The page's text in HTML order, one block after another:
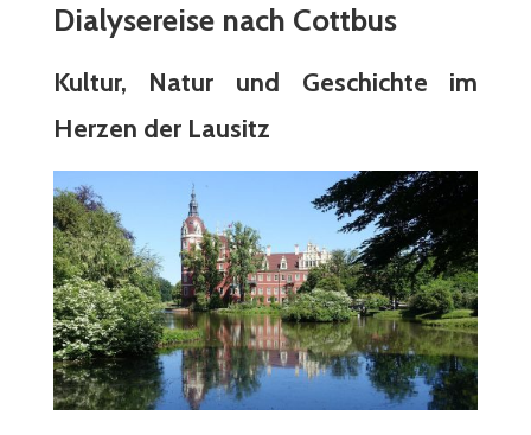
Dialysereise nach Cottbus
Kultur, Natur und Geschichte im
Herzen der Lausitz